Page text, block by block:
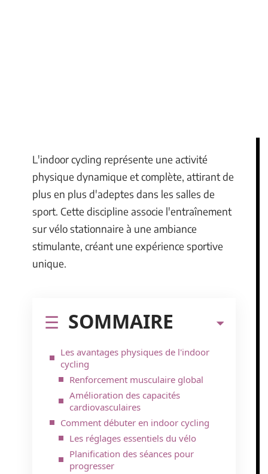
L'indoor cycling représente une activité
physique dynamique et complète, attirant de
plus en plus d'adeptes dans les salles de
sport. Cette discipline associe l'entraînement
sur vélo stationnaire à une ambiance
stimulante, créant une expérience sportive
unique.
SOMMAIRE
Les avantages physiques de l'indoor
cycling
Renforcement musculaire global
Amélioration des capacités
cardiovasculaires
Comment débuter en indoor cycling
Les réglages essentiels du vélo
Planification des séances pour
progresser